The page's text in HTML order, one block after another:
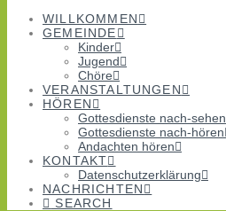
WILLKOMMEN
GEMEINDE
Kinder
Jugend
Chöre
VERANSTALTUNGEN
HÖREN
Gottesdienste nach-sehen
Gottesdienste nach-hören
Andachten hören
KONTAKT
Datenschutzerklärung
NACHRICHTEN
SEARCH